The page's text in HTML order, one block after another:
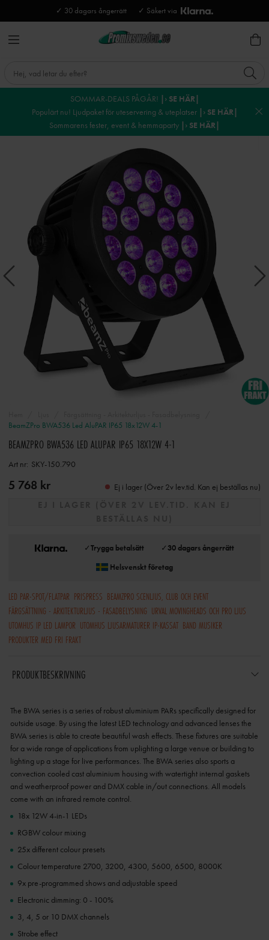
✓ 30 dagars ångerrätt ✓ Säkert via
SOMMAR-DEALS PÅGÅR! |› SE HÄR|
Populärt nu! Ljudpaket för uteservering & uteplatser |› SE HÄR|
Sommarens fester, event & hemmaparty |› SE HÄR|
BeamZPro BWA536 Led AluPAR IP65 18x12W 4-1
BEAMZPRO BWA536 LED ALUPAR IP65 18X12W 4-1
Art nr: SKY-150.790
5 768 kr Ej i lager (Över 2v lev.tid. Kan ej beställas nu)
✓Trygga betalsätt ✓30 dagars ångerrätt
Helsvenskt företag
LED PAR-SPOT/FLATPAR PRISPRESS BEAMZPRO SCENLJUS, CLUB OCH EVENT
FÄRGSÄTTNING - ARKITEKTURLJUS - FASADBELYSNING URVAL MOVINGHEADS OCH PRO LJUS
UTOMHUS IP LED LAMPOR UTOMHUS LJUSARMATURER IP-KASSAT BAND MUSIKER
PRODUKTER MED FRI FRAKT
PRODUKTBESKRIVNING
The BWA series is a series of robust aluminium PARs specifically designed for
outside usage. By using the latest LED technology and advanced lenses the
BWA series is able to create beautiful wash effects. These fixtures are suitable
for a wide range of applications from uplighting a large venue or building to
lighting up a stage for live performances. The BWA series also sports a
convection cooled cast aluminium housing with watertight internal gaskets
and weatherproof power and DMX cable in/out connections. All models
come with an infrared remote control.
18x 12W 4-in-1 LEDs
RGBW colour mixing
25x different colour presets
Colour temperature 2700, 3200, 4300, 5600, 6500, 8000K
9x pre-programmed shows and adjustable speed
Electronic dimming: 0 - 100%
3, 4, 5 or 10 DMX channels
Strobe effect